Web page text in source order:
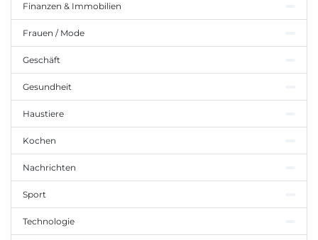
Finanzen & Immobilien
Frauen / Mode
Geschäft
Gesundheit
Haustiere
Kochen
Nachrichten
Sport
Technologie